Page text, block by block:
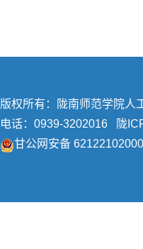
版权所有：陇南师范学院
电话：0939-3202016
陇
甘公网安备